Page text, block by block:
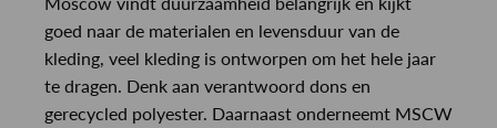
goed naar de materialen en levensduur van de
kleding, veel kleding is ontworpen om het hele jaar
te dragen. Denk aan verantwoord dons en
gerecycled polyester. Daarnaast onderneemt MSCW